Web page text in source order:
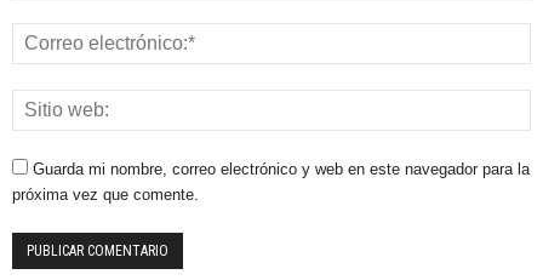
Guarda mi nombre, correo electrónico y web en este navegador para la
próxima vez que comente.